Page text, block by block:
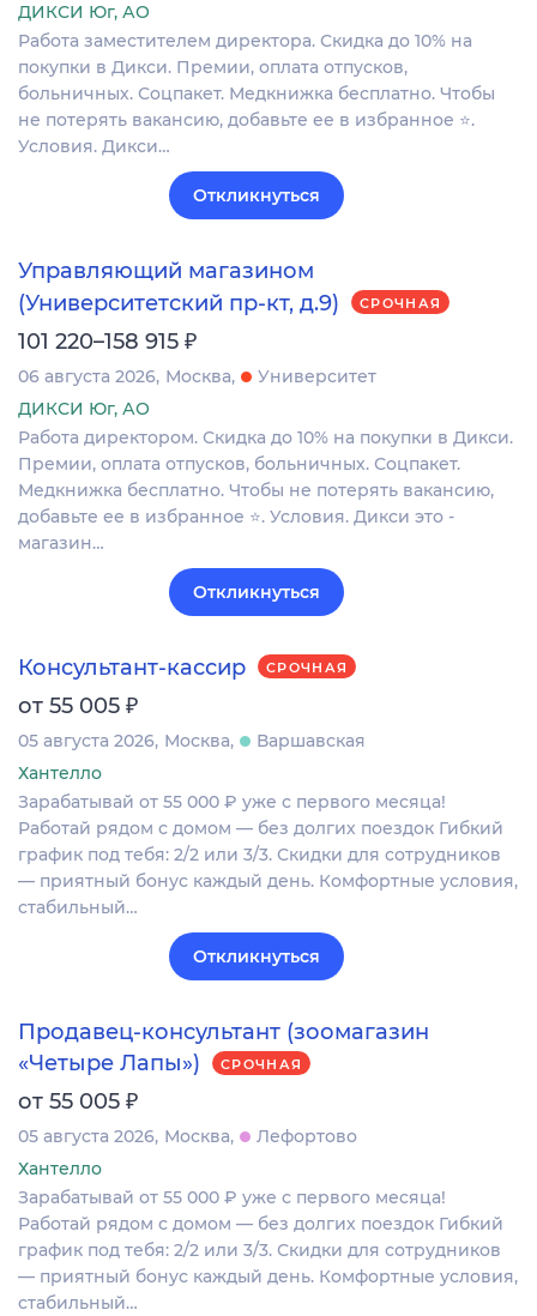
ДИКСИ Юг, АО
Работа заместителем директора. Скидка до 10% на
покупки в Дикси. Премии, оплата отпусков,
больничных. Соцпакет. Медкнижка бесплатно. Чтобы
не потерять вакансию, добавьте ее в избранное ⭐.
Условия. Дикси…
Откликнуться
Управляющий магазином
(Университетский пр-кт, д.9)
СРОЧНАЯ
101 220–158 915 ₽
06 августа 2026 Москва
Университет
ДИКСИ Юг, АО
Работа директором. Скидка до 10% на покупки в Дикси.
Премии, оплата отпусков, больничных. Соцпакет.
Медкнижка бесплатно. Чтобы не потерять вакансию,
добавьте ее в избранное ⭐. Условия. Дикси это -
магазин…
Откликнуться
Консультант-кассир СРОЧНАЯ
от 55 005 ₽
05 августа 2026 Москва
Варшавская
Хантелло
Зарабатывай от 55 000 ₽ уже с первого месяца!
Работай рядом с домом — без долгих поездок Гибкий
график под тебя: 2/2 или 3/3. Скидки для сотрудников
— приятный бонус каждый день. Комфортные условия,
стабильный…
Откликнуться
Продавец-консультант (зоомагазин
«Четыре Лапы»)
СРОЧНАЯ
от 55 005 ₽
05 августа 2026 Москва
Лефортово
Хантелло
Зарабатывай от 55 000 ₽ уже с первого месяца!
Работай рядом с домом — без долгих поездок Гибкий
график под тебя: 2/2 или 3/3. Скидки для сотрудников
— приятный бонус каждый день. Комфортные условия,
стабильный…